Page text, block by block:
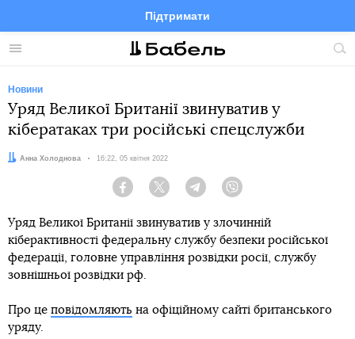
Меню
Підтримати
FacebookTelegramTwitter
Новини
Уряд Великої Британії звинуватив у
кібератаках три російські спецслужби
Автор:
Анна Холоднова Дата:
16:22, 05 квітня 2022
Facebook Twitter Telegram
Уряд Великої Британії звинуватив у злочинній
кіберактивності федеральну службу безпеки російської
федерації, головне управління розвідки росії, службу
зовнішньої розвідки рф.
Про це повідомляють на офіційному сайті британського
уряду.